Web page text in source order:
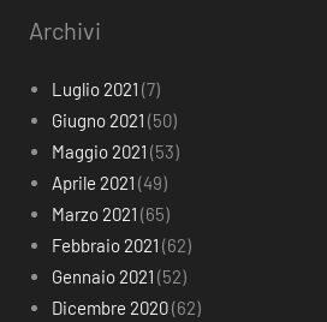
Archivi
Luglio 2021 (7)
Giugno 2021 (50)
Maggio 2021 (53)
Aprile 2021 (49)
Marzo 2021 (65)
Febbraio 2021 (62)
Gennaio 2021 (52)
Dicembre 2020(62)